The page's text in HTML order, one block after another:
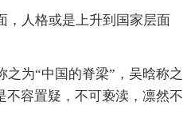
，人格或是上升到国家层面
之为“中国的脊梁”，吴晗称之
不容置疑，不可亵渎，凛然不